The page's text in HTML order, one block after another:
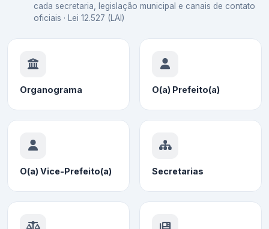
cada secretaria, legislação municipal e canais de contato
oficiais · Lei 12.527 (LAI)
Organograma O(a) Prefeito(a)
O(a) Vice-Prefeito(a) Secretarias